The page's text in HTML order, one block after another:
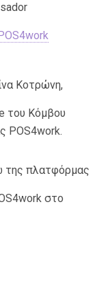
Κοτρώνη,
του Κόμβου
POS4work.
της πλατφόρμας
στο